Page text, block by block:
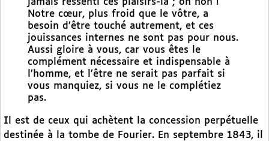
Notre cœur, plus froid que le vôtre, a
besoin d’être touché autrement, et ces
jouissances internes ne sont pas pour nous.
Aussi gloire à vous, car vous êtes le
complément nécessaire et indispensable à
l’homme, et l’être ne serait pas parfait si
vous manquiez, si vous ne le complétiez
pas.
Il est de ceux qui achètent la concession perpétuelle
destinée à la tombe de Fourier. En septembre 1843, il